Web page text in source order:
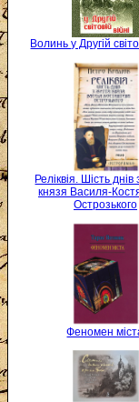
Волинь у Другій
Реліквія. Шість
князя Василя-
Острозького
Феномен